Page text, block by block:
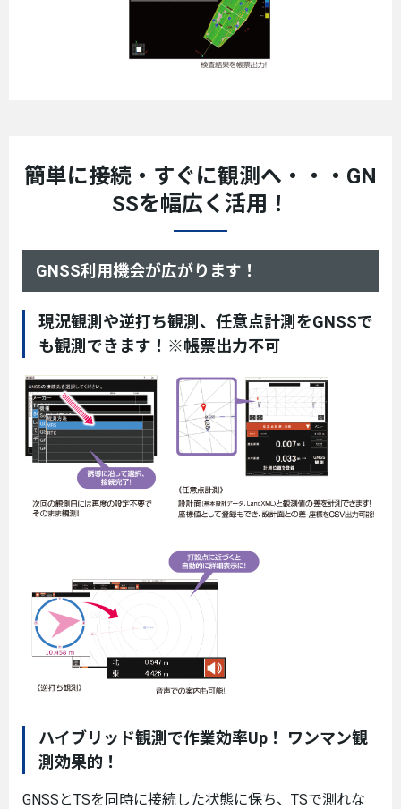
簡単に接続・すぐに観測へ・・・ GN
SSを幅広く活用！
GNSS利用機会が広がります！
現況観測や逆打ち観測、任意点計測をGNSSで
も観測できます！※帳票出力不可
ハイブリッド観測で作業効率Up！ ワンマン観
測効果的！
GNSSとTSを同時に接続した状態に保ち、TSで測れな